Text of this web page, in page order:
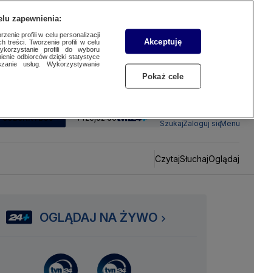
SUBSKRYBUJ Przejdź do
SzukajZaloguj sięMenu
CzytajSłuchajOglądaj
OGLĄDAJ NA ŻYWO
zapewnienia:
profili w celu personalizacji
treści. Tworzenie profili w celu
profili do wyboru
odbiorców dzięki statystyce
usług. Wykorzystywanie
Akceptuję
Pokaż cele